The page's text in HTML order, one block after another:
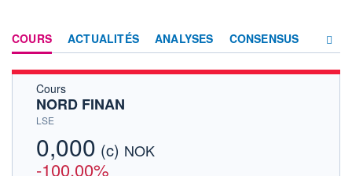
COURS ACTUALITÉS ANALYSES CONSENSUS
Cours
NORD FINAN
LSE
0,000 (c) NOK
-100,00%